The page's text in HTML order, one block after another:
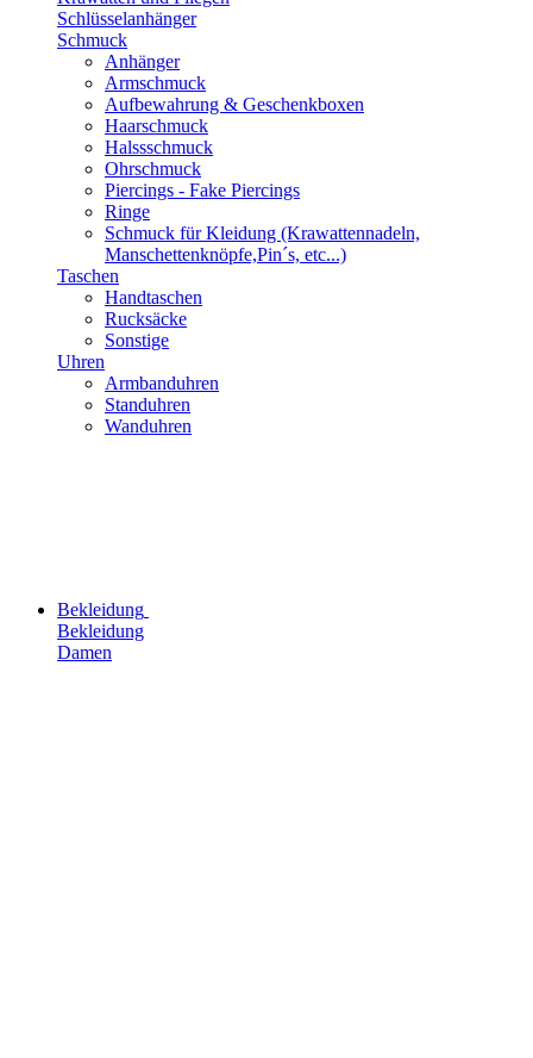
Schlüsselanhänger
Schmuck
Anhänger
Armschmuck
Aufbewahrung & Geschenkboxen
Haarschmuck
Halssschmuck
Ohrschmuck
Piercings - Fake Piercings
Ringe
Schmuck für Kleidung (Krawattennadeln,
Manschettenknöpfe,Pin´s, etc...)
Taschen
Handtaschen
Rucksäcke
Sonstige
Uhren
Armbanduhren
Standuhren
Wanduhren
Bekleidung
Bekleidung
Damen